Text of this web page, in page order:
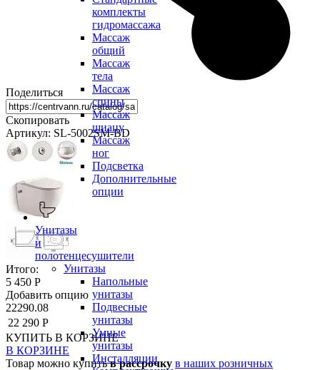
комплекты
гидромассажа
Массаж
общий
Массаж
тела
Массаж
спины
Массаж
шиацу
Массаж
ног
Подсветка
Дополнительные
опции
Унитазы
и
полотенцесушители
Унитазы
Напольные
унитазы
Подвесные
унитазы
Умные
унитазы
Инсталляции
Поделиться
Скопировать
Артикул: SL-5002SM-BD
Итого:
5 450 Р
Добавить опцию
22290.08
22 290 Р
КУПИТЬ В КОРЗИНЕ
В КОРЗИНЕ
Товар можно купитьв рассрочку в наших розничных